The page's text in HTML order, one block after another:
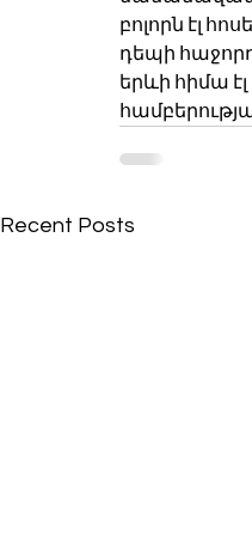
բոլորն էլ
դեպի
երևի հիմա էլ
Recent Posts